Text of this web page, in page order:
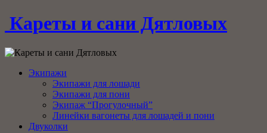
Кареты и сани Дятловых
Экипажи
Экипажи для лошади
Экипажи для пони
Экипаж “Прогулочный”
Линейки вагонеты для лошадей и пони
Двуколки